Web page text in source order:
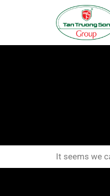
It seems we